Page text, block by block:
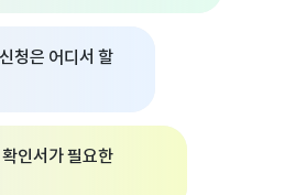
청은 어디서 할
인서가 필요한